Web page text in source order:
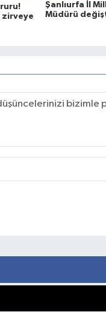
zirveye
Şanlıurfa İl
Müdürü